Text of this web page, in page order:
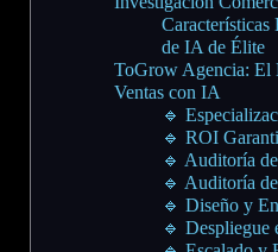
Características
de IA de Élite
ToGrow Agencia: El
Ventas con IA
🔹
🔹 ROI
🔹 Auditoría
🔹 Auditoría
🔹 Diseño y
🔹 Despliegue